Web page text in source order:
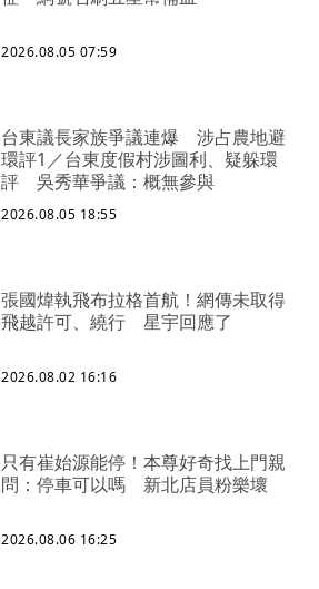
2026.08.05 07:59
台東議長家族爭議連爆 涉占農地避
環評1／台東度假村涉圖利、疑躲環
評 吳秀華爭議：概無參與
2026.08.05 18:55
張國煒執飛布拉格首航！網傳未取得
飛越許可、繞行 星宇回應了
2026.08.02 16:16
只有崔始源能停！本尊好奇找上門親
問：停車可以嗎 新北店員粉樂壞
2026.08.06 16:25